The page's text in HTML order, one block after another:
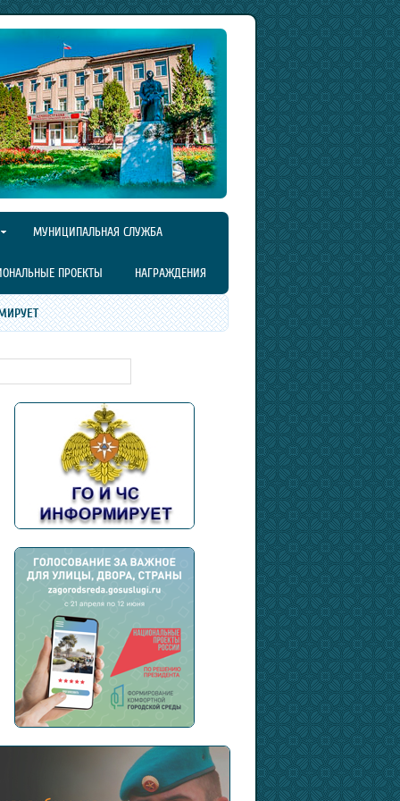
МУНИЦИПАЛЬНАЯ СЛУЖБА
ПРОЕКТЫ НАГРАЖДЕНИЯ